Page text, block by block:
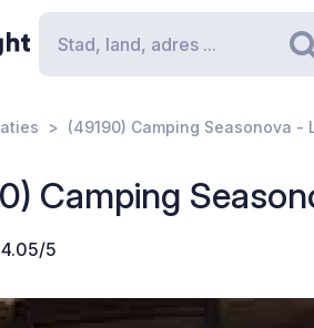
(49190) Camping Seasonova -
Camping
4.05/5